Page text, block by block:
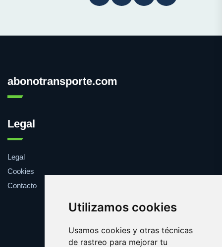
Utilizamos cookies
Usamos cookies y otras técnicas
de rastreo para mejorar tu
abonotransporte.com
Legal
Legal
Cookies
Contacto
Update cookies preferences